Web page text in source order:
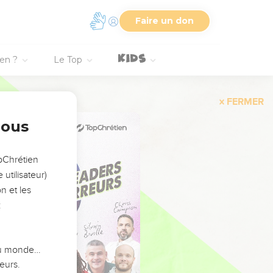
Faire un don
? Le Top
FERMER
utilisateur)
et les
monde…